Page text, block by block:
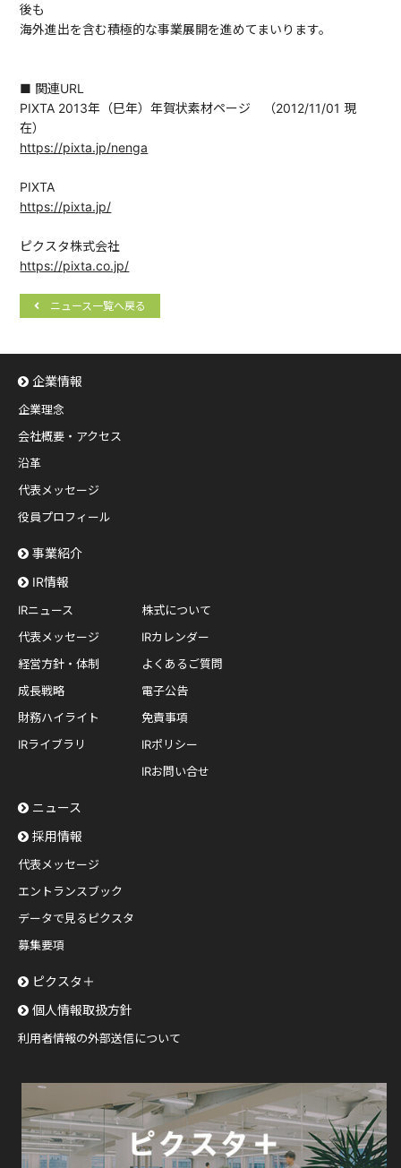
後も
海外進出を含む積極的な事業展開を進めてまいります。
■ 関連URL
PIXTA 2013年（巳年）年賀状素材ページ （2012/11/01 現
在）
https://pixta.jp/nenga
PIXTA
https://pixta.jp/
ピクスタ株式会社
https://pixta.co.jp/
ニュース一覧へ戻る
企業情報
企業理念
会社概要・アクセス
沿革
代表メッセージ
役員プロフィール
事業紹介
IR情報
IRニュース
代表メッセージ
経営方針・体制
成長戦略
財務ハイライト
IRライブラリ
株式について
IRカレンダー
よくあるご質問
電子公告
免責事項
IRポリシー
IRお問い合せ
ニュース
採用情報
代表メッセージ
エントランスブック
データで見るピクスタ
募集要項
ピクスタ＋
個人情報取扱方針
利用者情報の外部送信について